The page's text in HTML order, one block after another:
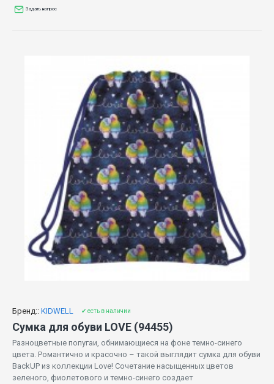
Задать вопрос
Бренд:: KIDWELL ✔ есть в наличии
Сумка для обуви LOVE (94455)
Разноцветные попугаи, обнимающиеся на фоне темно-синего
цвета. Романтично и красочно – такой выглядит сумка для обуви
BackUP из коллекции Love! Сочетание насыщенных цветов
зеленого, фиолетового и темно-синего создает